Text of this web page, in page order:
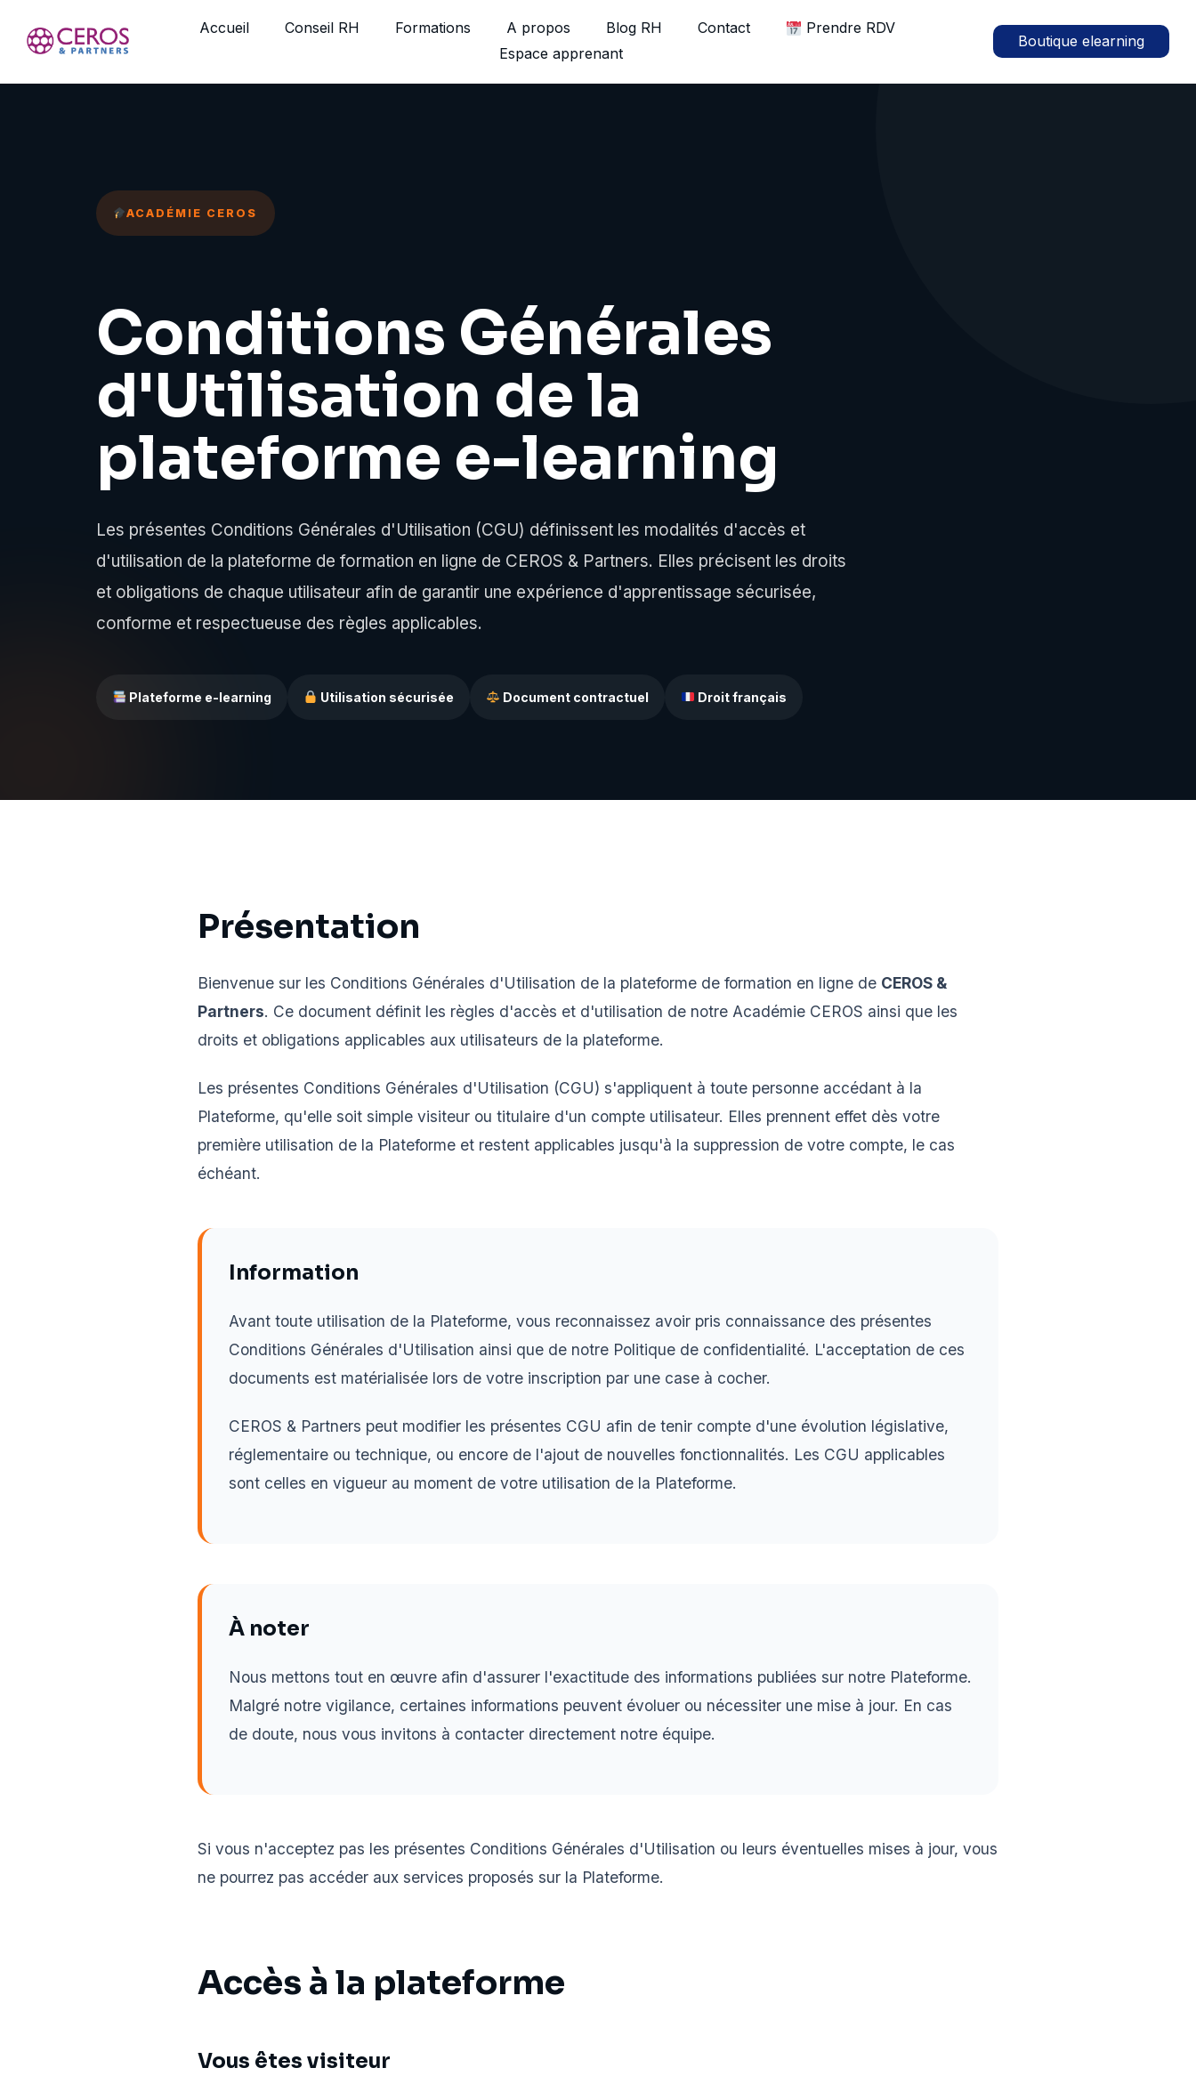
Accueil Conseil RH Formations A propos Blog RH Contact
Prendre RDV
Espace apprenant
Boutique elearning
ACADÉMIE CEROS
Conditions Générales
d'Utilisation de la
plateforme e-learning
Les présentes Conditions Générales d'Utilisation (CGU) définissent les modalités d'accès et
d'utilisation de la plateforme de formation en ligne de CEROS & Partners. Elles précisent les droits
et obligations de chaque utilisateur afin de garantir une expérience d'apprentissage sécurisée,
conforme et respectueuse des règles applicables.
Plateforme e-learning Utilisation sécurisée Document contractuel Droit français
Présentation
Bienvenue sur les Conditions Générales d'Utilisation de la plateforme de formation en ligne de CEROS &
Partners. Ce document définit les règles d'accès et d'utilisation de notre Académie CEROS ainsi que les
droits et obligations applicables aux utilisateurs de la plateforme.
Les présentes Conditions Générales d'Utilisation (CGU) s'appliquent à toute personne accédant à la
Plateforme, qu'elle soit simple visiteur ou titulaire d'un compte utilisateur. Elles prennent effet dès votre
première utilisation de la Plateforme et restent applicables jusqu'à la suppression de votre compte, le cas
échéant.
Information
Avant toute utilisation de la Plateforme, vous reconnaissez avoir pris connaissance des présentes
Conditions Générales d'Utilisation ainsi que de notre Politique de confidentialité. L'acceptation de ces
documents est matérialisée lors de votre inscription par une case à cocher.
CEROS & Partners peut modifier les présentes CGU afin de tenir compte d'une évolution législative,
réglementaire ou technique, ou encore de l'ajout de nouvelles fonctionnalités. Les CGU applicables
sont celles en vigueur au moment de votre utilisation de la Plateforme.
À noter
Nous mettons tout en œuvre afin d'assurer l'exactitude des informations publiées sur notre Plateforme.
Malgré notre vigilance, certaines informations peuvent évoluer ou nécessiter une mise à jour. En cas
de doute, nous vous invitons à contacter directement notre équipe.
Si vous n'acceptez pas les présentes Conditions Générales d'Utilisation ou leurs éventuelles mises à jour, vous
ne pourrez pas accéder aux services proposés sur la Plateforme.
Accès à la plateforme
Vous êtes visiteur